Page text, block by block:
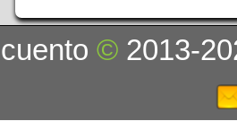
cuento© 2013-